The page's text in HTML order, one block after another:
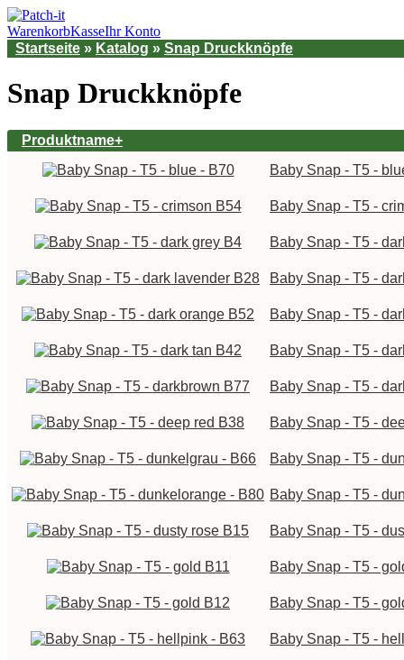
WarenkorbKasseIhr Konto
Startseite » Katalog » Snap Druckknöpfe
Snap Druckknöpfe
Produktname+
Baby Snap - T5 -
Baby Snap - T5 -
Baby Snap - T5 -
Baby Snap - T5 -
Baby Snap - T5 -
Baby Snap - T5 -
Baby Snap - T5 -
Baby Snap - T5 -
Baby Snap - T5 -
Baby Snap - T5 -
Baby Snap - T5 -
Baby Snap - T5 -
Baby Snap - T5 -
Baby Snap - T5 -